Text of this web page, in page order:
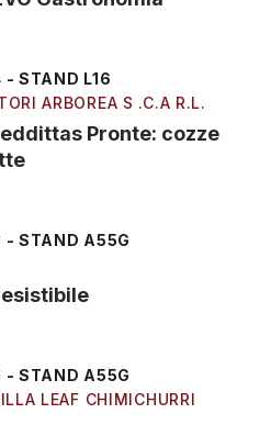
- STAND L16
ARBOREA S .C.A R.L.
Pronte: cozze
- STAND A55G
- STAND A55G
LEAF CHIMICHURRI